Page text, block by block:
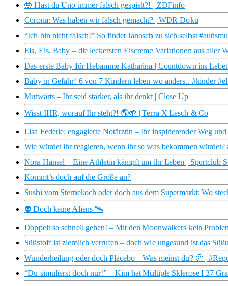
🤯 Hast du Uno immer falsch gespielt?! | ZDFinfo
Corona: Was haben wir falsch gemacht? | WDR Doku
“Ich bin nicht falsch!” So findet Janosch zu sich selbst
Eis, Eis, Baby – die leckersten Eiscreme Variationen aus aller
Das erste Baby für Hebamme Katharina | Countdown ins
Baby in Gefahr! 6 von 7 Kindern leben wo anders.. #kinder
Mutwärts – Ihr seid stärker, als ihr denkt | Close Up
Wisst IHR, worauf Ihr steht?! 🌎🌱 | Terra X Lesch & Co
Lisa Federle: engagierte Notärztin – Ihr inspirierender Weg
Wie würdet ihr reagieren, wenn ihr so was bekommen würdet?
Nora Hansel – Eine Athletin kämpft um ihr Leben | Sportclub
Kommt’s doch auf die Größe an?
Sushi vom Sternekoch oder doch aus dem Supermarkt: Wo
👽 Doch keine Aliens 🛰
Doppelt so schnell gehen! – Mit den Moonwalkers kein
Süßstoff ist ziemlich verrufen – doch wie ungesund ist das
Wunderheilung oder doch Placebo – Was meinst du? 🤔 |
“Du simulierst doch nur!” – Kim hat Multiple Sklerose I 37